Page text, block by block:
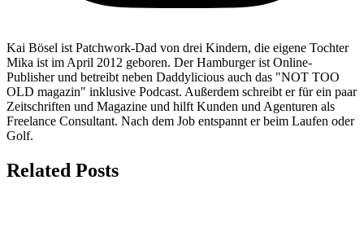
Kai Bösel ist Patchwork-Dad von drei Kindern, die eigene Tochter
Mika ist im April 2012 geboren. Der Hamburger ist Online-
Publisher und betreibt neben Daddylicious auch das "NOT TOO
OLD magazin" inklusive Podcast. Außerdem schreibt er für ein paar
Zeitschriften und Magazine und hilft Kunden und Agenturen als
Freelance Consultant. Nach dem Job entspannt er beim Laufen oder
Golf.
Related Posts